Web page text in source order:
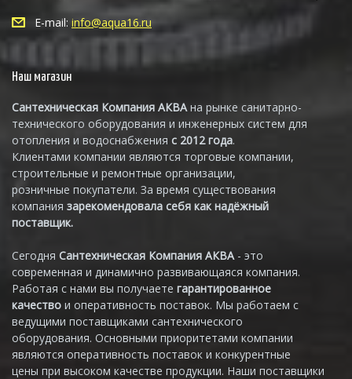
E-mail: info@aqua16.ru
Наш магазин
Сантехническая Компания АКВАна рынке санитарно-
технического оборудования и инженерных систем для
отопления и водоснабжения с 2012 года.
Клиентами компании являются торговые компании,
строительные и ремонтные организации,
розничные покупатели. За время существования
компания зарекомендовала себя как надёжный
поставщик.
Сегодня Сантехническая Компания АКВА - это
современная и динамично развивающаяся компания.
Работая с нами вы получаете гарантированное
качество и оперативность поставок. Мы работаем с
ведущими поставщиками сантехнического
оборудования. Основными приоритетами компании
являются оперативность поставок и конкурентные
цены при высоком качестве продукции. Наши поставщики